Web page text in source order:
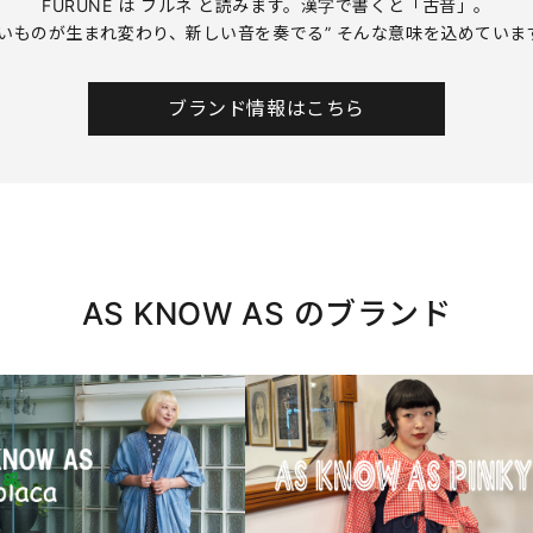
FURUNE は フルネ と読みます。漢字で書くと「古音」。
ものが生まれ変わり、新しい音を奏でる” そんな意味を込めていま
ブランド情報はこちら
AS KNOW AS のブランド